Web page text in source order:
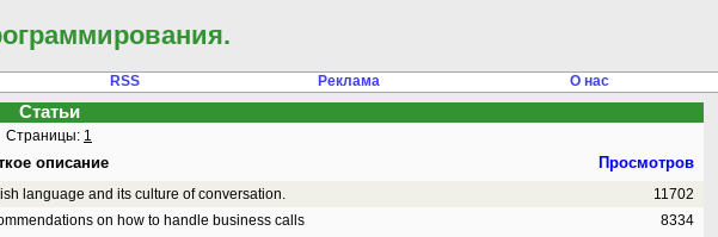
RSS Реклама О нас
Статьи
Страницы: 1
описание Просмотров
language and its culture of conversation.
11702
on how to handle business calls
8334